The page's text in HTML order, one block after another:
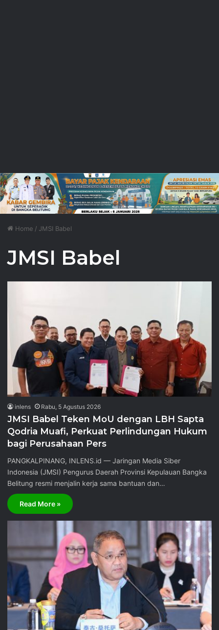
Home / JMSI Babel
JMSI Babel
inlens Rabu, 5 Agustus 2026
JMSI Babel Teken MoU dengan LBH Sapta
Qodria Muafi, Perkuat Perlindungan Hukum
bagi Perusahaan Pers
PANGKALPINANG, INLENS.id — Jaringan Media Siber
Indonesia (JMSI) Pengurus Daerah Provinsi Kepulauan Bangka
Belitung resmi menjalin kerja sama bantuan dan…
Read More »